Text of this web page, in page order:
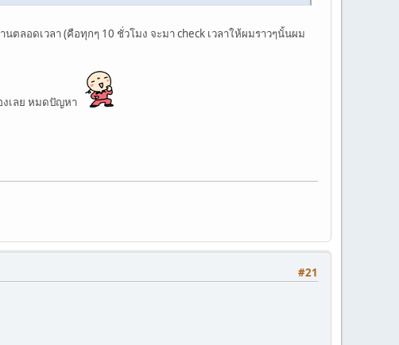
ลอดเวลา (คือทุกๆ 10 ชั่วโมง จะมา check เวลาให้ผมราวๆนั้นผม
งเลย หมดปัญหา
#21